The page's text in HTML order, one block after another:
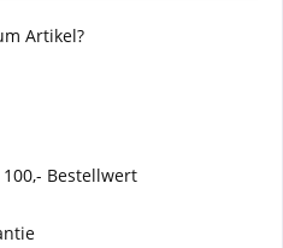
Artikel?
Bestellwert